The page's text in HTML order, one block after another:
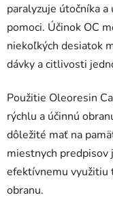
paralyzuje útočníka
pomoci. Účinok OC
niekoľkých desiatok
dávky a citlivosti
Použitie Oleoresin
rýchlu a účinnú
dôležité mať na
miestnych predpisov
efektívnemu využitiu
obranu.